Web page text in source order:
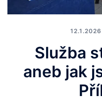
12.1.2026
Služba
aneb jak